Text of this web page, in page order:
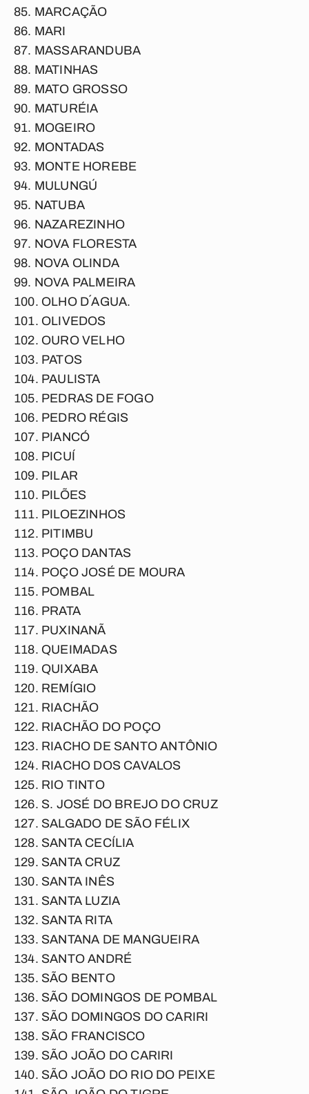
MARCAÇÃO
MARI
MASSARANDUBA
MATINHAS
MATO GROSSO
MATURÉIA
MOGEIRO
MONTADAS
MONTE HOREBE
MULUNGÚ
NATUBA
NAZAREZINHO
NOVA FLORESTA
NOVA OLINDA
NOVA PALMEIRA
OLHO D´AGUA.
OLIVEDOS
OURO VELHO
PATOS
PAULISTA
PEDRAS DE FOGO
PEDRO RÉGIS
PIANCÓ
PICUÍ
PILAR
PILÕES
PILOEZINHOS
PITIMBU
POÇO DANTAS
POÇO JOSÉ DE MOURA
POMBAL
PRATA
PUXINANÃ
QUEIMADAS
QUIXABA
REMÍGIO
RIACHÃO
RIACHÃO DO POÇO
RIACHO DE SANTO ANTÔNIO
RIACHO DOS CAVALOS
RIO TINTO
S. JOSÉ DO BREJO DO CRUZ
SALGADO DE SÃO FÉLIX
SANTA CECÍLIA
SANTA CRUZ
SANTA INÊS
SANTA LUZIA
SANTA RITA
SANTANA DE MANGUEIRA
SANTO ANDRÉ
SÃO BENTO
SÃO DOMINGOS DE POMBAL
SÃO DOMINGOS DO CARIRI
SÃO FRANCISCO
SÃO JOÃO DO CARIRI
SÃO JOÃO DO RIO DO PEIXE